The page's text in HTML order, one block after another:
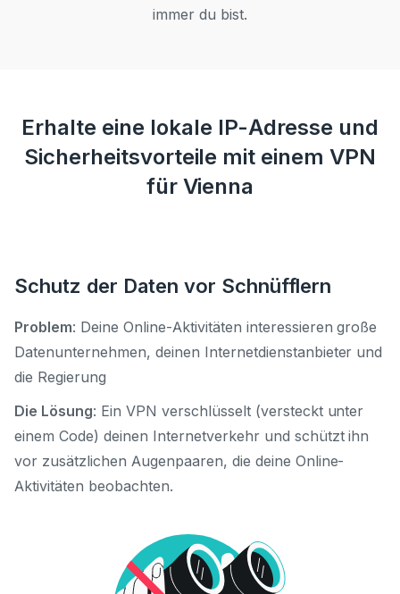
immer du bist.
Erhalte eine lokale IP-Adresse und
Sicherheitsvorteile mit einem VPN
für Vienna
Schutz der Daten vor Schnüfflern
Problem: Deine Online-Aktivitäten interessieren große
Datenunternehmen, deinen Internetdienstanbieter und
die Regierung
Die Lösung: Ein VPN verschlüsselt (versteckt unter
einem Code) deinen Internetverkehr und schützt ihn
vor zusätzlichen Augenpaaren, die deine Online-
Aktivitäten beobachten.